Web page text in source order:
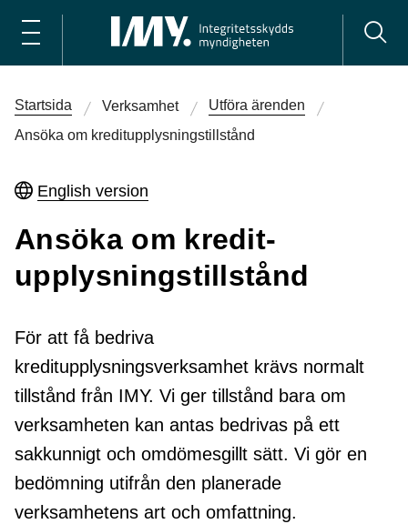
Startsida Verksamhet
Utföra ärenden
Ansöka om kredit­upplysnings­tillstånd
English version
Ansöka om kredit­
upplysnings­tillstånd
För att få bedriva
kreditupplysningsverksamhet krävs normalt
tillstånd från IMY. Vi ger tillstånd bara om
verksamheten kan antas bedrivas på ett
sakkunnigt och omdömesgillt sätt. Vi gör en
bedömning utifrån den planerade
verksamhetens art och omfattning.